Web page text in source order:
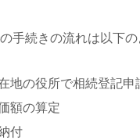
手続きの流れは以下の
地の役所で相続登記申
額の算定
付